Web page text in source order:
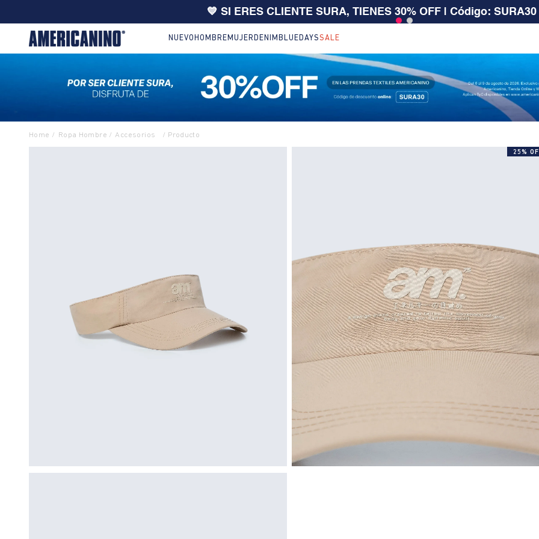
10% EXTRA en compras desde $199.000 | 15% EXTRA desde $400.000 en SALE|
NUEVO HOMBRE MUJER DENIM BLUEDAYSSALE
Ropa Hombre Accesorios
25%